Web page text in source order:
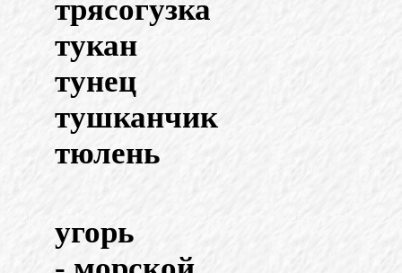
трясогузка
тукан
тунец
тушканчик
тюлень
угорь